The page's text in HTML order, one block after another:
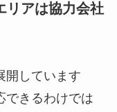
リアは協力会社
開しています
できるわけでは